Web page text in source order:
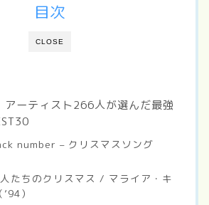
CLOSE
目次
アーティスト266人が選んだ最強
number – クリスマスソング
たちのクリスマス / マライア・キ
）